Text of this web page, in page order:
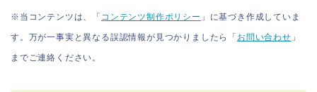
※当コンテンツは、「 コンテンツ制作ポリシー 」に基づき作成していま
す。万が一事実と異なる誤認情報が見つかりましたら「 お問い合わせ 」
までご連絡ください。